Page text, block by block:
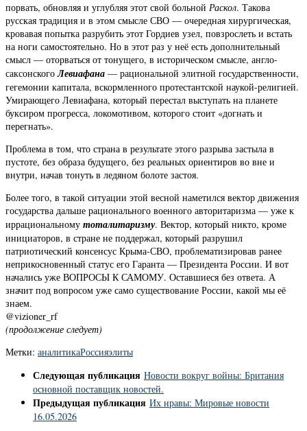
порвать, обновляя и углубляя этот свой больной Раскол. Такова
русская традиция и в этом смысле СВО — очередная хирургическая,
кровавая попытка разрубить этот Гордиев узел, повзрослеть и встать
на ноги самостоятельно. Но в этот раз у неё есть дополнительный
смысл — оторваться от тонущего, в историческом смысле, англо-
саксонскогоЛевиафана — рациональной элитной государственности,
гегемонии капитала, вскормленного протестантской наукой-религией.
Умирающего Левиафана, который перестал выступать на планете
буксиром прогресса, локомотивом, которого стоит «догнать и
перегнать».
Проблема в том, что страна в результате этого разрыва застыла в
пустоте, без образа будущего, без реальных ориентиров во вне и
внутри, начав тонуть в ледяном болоте застоя.
Более того, в такой ситуации этой весной наметился вектор движения
государства дальше рационального военного авторитаризма — уже к
иррациональному тоталитаризму. Вектор, который никто, кроме
инициаторов, в стране не поддержал, который разрушил
патриотический консенсус Крыма-СВО, проблематизировав ранее
неприкосновенный статус его Гаранта — Президента России. И вот
начались уже ВОПРОСЫ К САМОМУ. Оставшиеся без ответа. А
значит под вопросом уже само существование России, какой мы её
знаем.
@vizioner_rf
(продолжение следует)
Метки: аналитикаРоссияэлиты
Следующая публикация Новости вокруг войны: Британия
основной поставщик новостей.
Предыдущая публикация Их нравы: Мировые новости
16.05.2026